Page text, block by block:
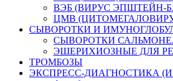
ВЭБ (ВИРУС ЭПШТЕЙН-
ЦМВ
СЫВОРОТКИ И
СЫВОРОТКИ
ЭШЕРИХИОЗНЫЕ ДЛЯ
ТРОМБОЗЫ
ЭКСПРЕСС-ДИАГНОСТИКА